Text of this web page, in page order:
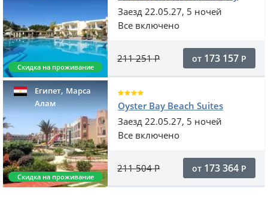
Скидка на проживание
Заезд 22.05.27, 5 ночей
Все включено
211 251Р от 173 157 Р
Египет,Марса
Алам
Скидка на проживание
Oyster Bay Beach Suites
Заезд 22.05.27, 5 ночей
Все включено
211 504Р от 173 364 Р